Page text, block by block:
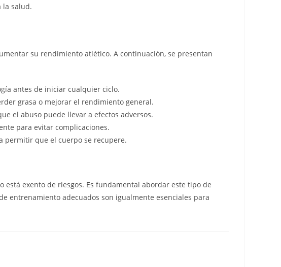
la salud.
su rendimiento atlético. A continuación, se presentan
antes de iniciar cualquier ciclo.
grasa o mejorar el rendimiento general.
el abuso puede llevar a efectos adversos.
para evitar complicaciones.
permitir que el cuerpo se recupere.
exento de riesgos. Es fundamental abordar este tipo de
entrenamiento adecuados son igualmente esenciales para